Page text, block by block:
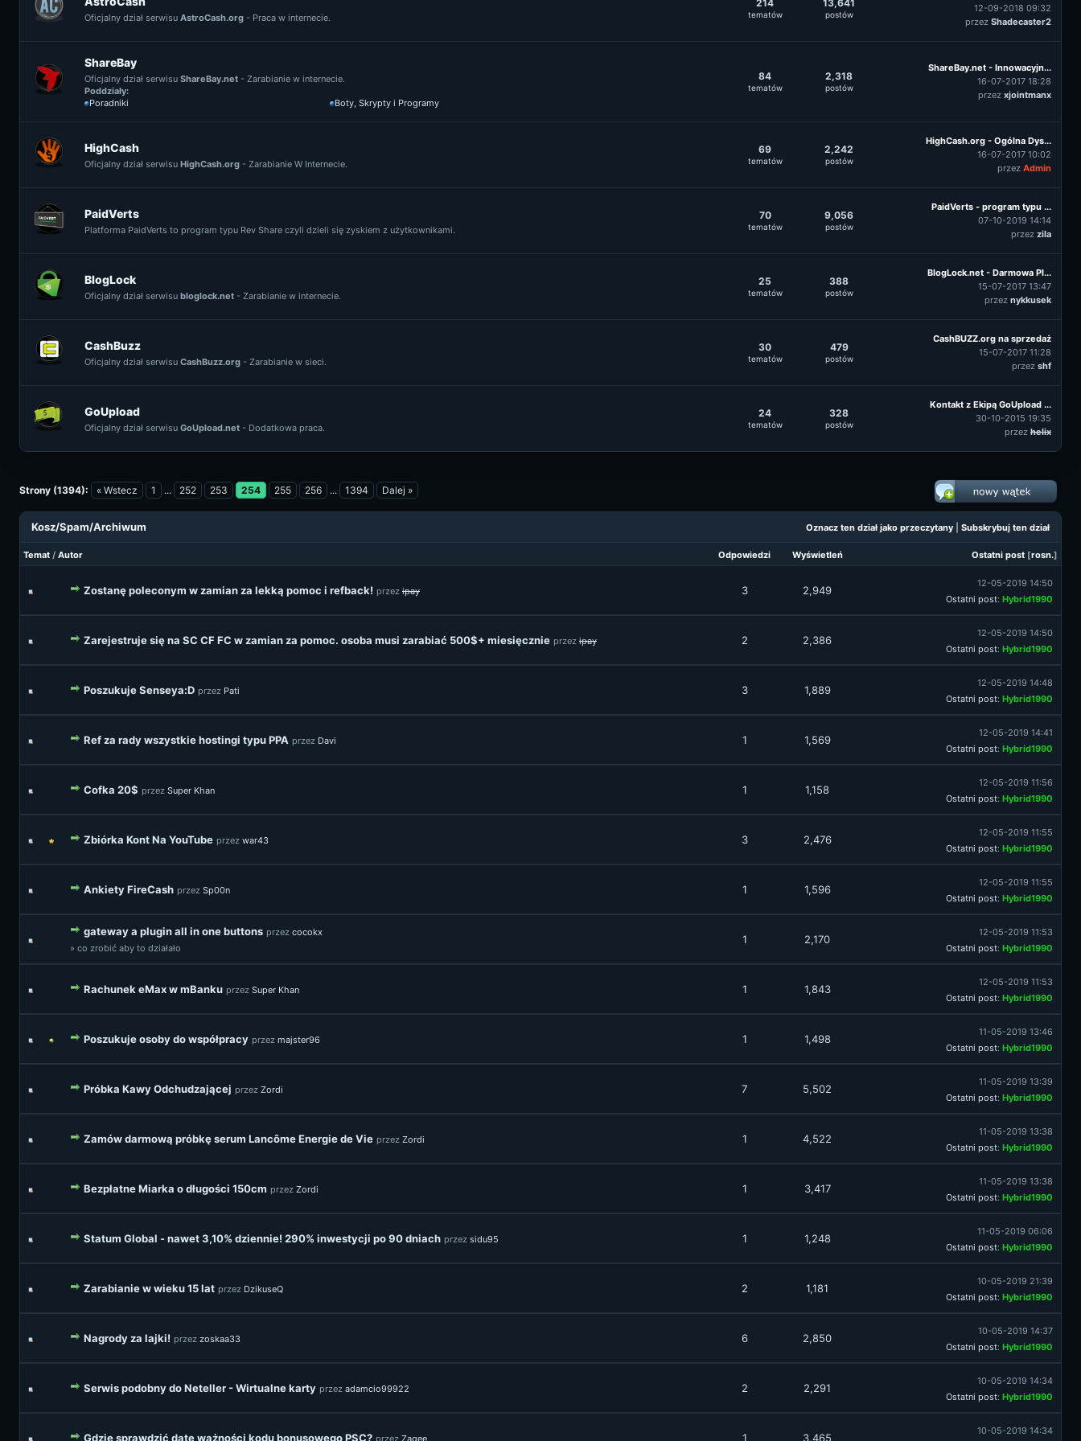
Oficjalny dział serwisu AstroCash.org - Praca w internecie.
214
tematów
13,641
postów
12-09-2018 09:32
przez Shadecaster2
ShareBay
Oficjalny dział serwisu ShareBay.net - Zarabianie w internecie.
Poddziały:
Poradniki
Boty, Skrypty i Programy
84
tematów
2,318
postów
ShareBay.net - Innowacyjn...
16-07-2017 18:28
przez xjointmanx
HighCash
Oficjalny dział serwisu HighCash.org - Zarabianie W Internecie.
69
tematów
2,242
postów
HighCash.org - Ogólna Dys...
16-07-2017 10:02
przez Admin
PaidVerts
Platforma PaidVerts to program typu Rev Share czyli dzieli się zyskiem z użytkownikami.
70
tematów
9,056
postów
PaidVerts - program typu ...
07-10-2019 14:14
przez zila
BlogLock
Oficjalny dział serwisu bloglock.net - Zarabianie w internecie.
25
tematów
388
postów
BlogLock.net - Darmowa Pl...
15-07-2017 13:47
przez nykkusek
CashBuzz
Oficjalny dział serwisu CashBuzz.org - Zarabianie w sieci.
30
tematów
479
postów
CashBUZZ.org na sprzedaż
15-07-2017 11:28
przez shf
GoUpload
Oficjalny dział serwisu GoUpload.net - Dodatkowa praca.
24
tematów
328
postów
Kontakt z Ekipą GoUpload ...
30-10-2015 19:35
przez helix
Strony (1394): « Wstecz 1 ... 252 253 254 255 256 ... 1394 Dalej »
Oznacz ten dział jako przeczytany Subskrybuj ten dział
Kosz/Spam/Archiwum
Temat / Autor Odpowiedzi Wyświetleń Ostatni post [rosn.]
Zostanę poleconym w zamian za lekką pomoc i refback! przez ipay 3 2,949
12-05-2019 14:50
Ostatni post: Hybrid1990
Zarejestruje się na SC CF FC w zamian za pomoc. osoba musi zarabiać 500$+ miesięcznie przez ipay 2 2,386
12-05-2019 14:50
Ostatni post: Hybrid1990
Poszukuje Senseya:D przez Pati 3 1,889
12-05-2019 14:48
Ostatni post: Hybrid1990
Ref za rady wszystkie hostingi typu PPA przez Davi 1 1,569
12-05-2019 14:41
Ostatni post: Hybrid1990
Cofka 20$ przez Super Khan 1 1,158
12-05-2019 11:56
Ostatni post: Hybrid1990
Zbiórka Kont Na YouTube przez war43 3 2,476
12-05-2019 11:55
Ostatni post: Hybrid1990
Ankiety FireCash przez Sp00n 1 1,596
12-05-2019 11:55
Ostatni post: Hybrid1990
gateway a plugin all in one buttons przez cocokx
» co zrobić aby to działało
1 2,170
12-05-2019 11:53
Ostatni post: Hybrid1990
Rachunek eMax w mBanku przez Super Khan 1 1,843
12-05-2019 11:53
Ostatni post: Hybrid1990
Poszukuje osoby do współpracy przez majster96 1 1,498
11-05-2019 13:46
Ostatni post: Hybrid1990
Próbka Kawy Odchudzającej przez Zordi 7 5,502
11-05-2019 13:39
Ostatni post: Hybrid1990
Zamów darmową próbkę serum Lancôme Energie de Vie przez Zordi 1 4,522
11-05-2019 13:38
Ostatni post: Hybrid1990
Bezpłatne Miarka o długości 150cm przez Zordi 1 3,417
11-05-2019 13:38
Ostatni post: Hybrid1990
Statum Global - nawet 3,10% dziennie! 290% inwestycji po 90 dniach przez sidu95 1 1,248
11-05-2019 06:06
Ostatni post: Hybrid1990
Zarabianie w wieku 15 lat przez DzikuseQ 2 1,181
10-05-2019 21:39
Ostatni post: Hybrid1990
Nagrody za lajki! przez zoskaa33 6 2,850
10-05-2019 14:37
Ostatni post: Hybrid1990
Serwis podobny do Neteller - Wirtualne karty przez adamcio99922 2 2,291
10-05-2019 14:34
Ostatni post: Hybrid1990
Gdzie sprawdzić datę ważności kodu bonusowego PSC? przez Zagee 1 3,465
10-05-2019 14:34